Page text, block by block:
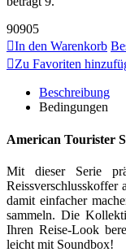
90905
In den Warenkorb
Zu Favoriten
Beschreibung
Bedingungen
American Tourister
Mit dieser Serie
Reissverschlusskoffer
damit einfacher
sammeln. Die
Ihren Reise-Look
leicht mit Soundbox!